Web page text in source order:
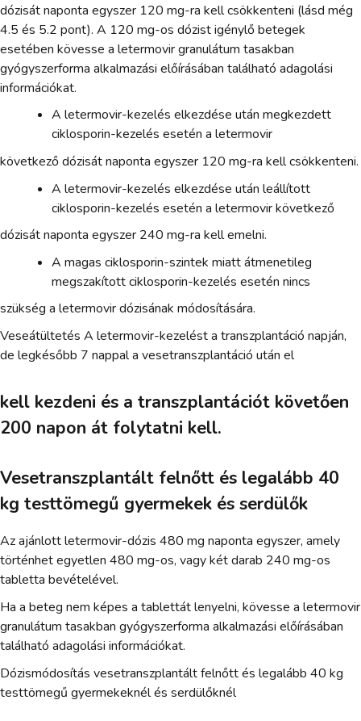
dózisát naponta egyszer 120 mg-ra kell csökkenteni (lásd még
4.5 és 5.2 pont). A 120 mg-os dózist igénylő betegek
esetében kövesse a letermovir granulátum tasakban
gyógyszerforma alkalmazási előírásában található adagolási
információkat.
A letermovir-kezelés elkezdése után megkezdett
ciklosporin-kezelés esetén a letermovir
következő dózisát naponta egyszer 120 mg-ra kell csökkenteni.
A letermovir-kezelés elkezdése után leállított
ciklosporin-kezelés esetén a letermovir következő
dózisát naponta egyszer 240 mg-ra kell emelni.
A magas ciklosporin-szintek miatt átmenetileg
megszakított ciklosporin-kezelés esetén nincs
szükség a letermovir dózisának módosítására.
Veseátültetés A letermovir-kezelést a transzplantáció napján,
de legkésőbb 7 nappal a vesetranszplantáció után el
kell kezdeni és a transzplantációt követően
200 napon át folytatni kell.
Vesetranszplantált felnőtt és legalább 40
kg testtömegű gyermekek és serdülők
Az ajánlott letermovir-dózis 480 mg naponta egyszer, amely
történhet egyetlen 480 mg-os, vagy két darab 240 mg-os
tabletta bevételével.
Ha a beteg nem képes a tablettát lenyelni, kövesse a letermovir
granulátum tasakban gyógyszerforma alkalmazási előírásában
található adagolási információkat.
Dózismódosítás vesetranszplantált felnőtt és legalább 40 kg
testtömegű gyermekeknél és serdülőknél